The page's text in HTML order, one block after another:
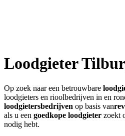
Loodgieter
Op zoek naar een betrouwbare
loodgieters en rioolbedrijven in en
loodgietersbedrijven op basis van
als u een goedkope loodgieter zoekt
nodig hebt.